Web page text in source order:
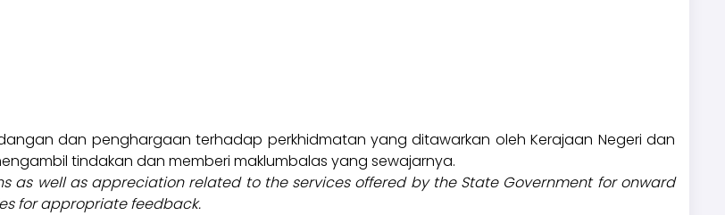
dan penghargaan terhadap perkhidmatan yang ditawarkan oleh Kerajaan Negeri dan
tindakan dan memberi maklumbalas yang sewajarnya.
as well as appreciation related to the services offered by the State Government for onward
for appropriate feedback.